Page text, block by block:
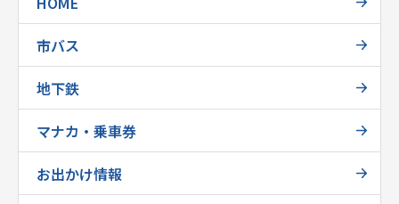
市バス
地下鉄
マナカ・乗車券
お出かけ情報